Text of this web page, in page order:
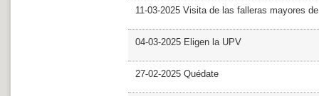
11-03-2025 Visita de las falleras mayores
04-03-2025 Eligen la UPV
27-02-2025 Quédate